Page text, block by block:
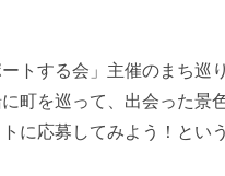
トする会」主催のまち巡
町を巡って、出会った景
に応募してみよう！とい